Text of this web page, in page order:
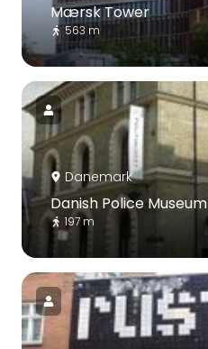
Mærsk Tower
563 m
Danemark
Danish Police Museum
197 m